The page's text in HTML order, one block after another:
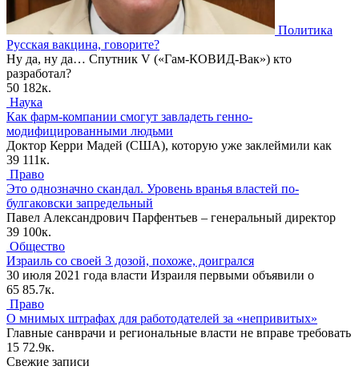
Политика
Русская вакцина, говорите?
Ну да, ну да… Спутник V («Гам-КОВИД-Вак») кто
разработал?
50 182к.
Наука
Как фарм-компании смогут завладеть генно-
модифицированными людьми
Доктор Керри Мадей (США), которую уже заклеймили как
39 111к.
Право
Это однозначно скандал. Уровень вранья властей по-
булгаковски запредельный
Павел Александрович Парфентьев – генеральный директор
39 100к.
Общество
Израиль со своей 3 дозой, похоже, доигрался
30 июля 2021 года власти Израиля первыми объявили о
65 85.7к.
Право
О мнимых штрафах для работодателей за «непривитых»
Главные санврачи и региональные власти не вправе требовать
15 72.9к.
Свежие записи